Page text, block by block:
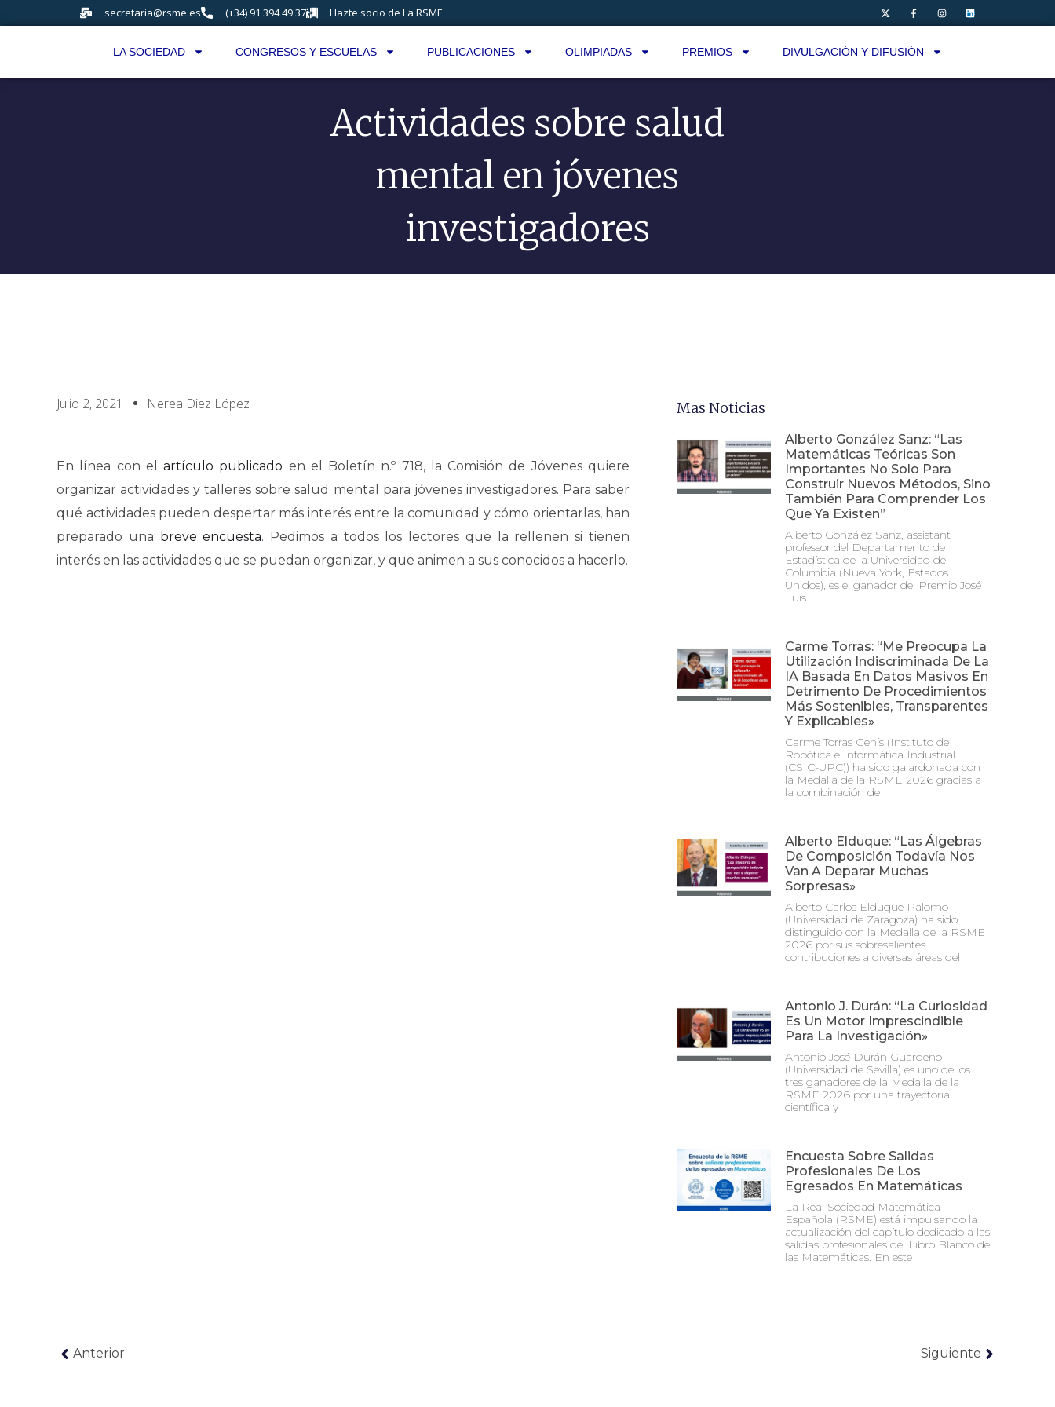
secretaria@rsme.es (+34) 91 394 49 37 Hazte socio de La RSME
LA SOCIEDAD CONGRESOS Y ESCUELAS PUBLICACIONES OLIMPIADAS PREMIOS DIVULGACIÓN Y DIFUSIÓN
Actividades sobre salud
mental en jóvenes
investigadores
Julio 2, 2021 Nerea Diez López
En línea con elartículo publicado en el Boletín n.º 718, la Comisión de Jóvenes quiere
organizar actividades y talleres sobre salud mental para jóvenes investigadores. Para saber
qué actividades pueden despertar más interés entre la comunidad y cómo orientarlas, han
preparado una breve encuesta. Pedimos a todos los lectores que la rellenen si tienen
interés en las actividades que se puedan organizar, y que animen a sus conocidos a hacerlo.
Mas Noticias
Alberto González Sanz: “Las
Matemáticas Teóricas Son
Importantes No Solo Para
Construir Nuevos Métodos, Sino
También Para Comprender Los
Que Ya Existen”
Alberto González Sanz, assistant
professor del Departamento de
Estadística de la Universidad de
Columbia (Nueva York, Estados
Unidos), es el ganador del Premio José
Luis
Carme Torras: “Me Preocupa La
Utilización Indiscriminada De La
IA Basada En Datos Masivos En
Detrimento De Procedimientos
Más Sostenibles, Transparentes
Y Explicables»
Carme Torras Genís (Instituto de
Robótica e Informática Industrial
(CSIC-UPC)) ha sido galardonada con
la Medalla de la RSME 2026 gracias a
la combinación de
Alberto Elduque: “Las Álgebras
De Composición Todavía Nos
Van A Deparar Muchas
Sorpresas»
Alberto Carlos Elduque Palomo
(Universidad de Zaragoza) ha sido
distinguido con la Medalla de la RSME
2026 por sus sobresalientes
contribuciones a diversas áreas del
Antonio J. Durán: “La Curiosidad
Es Un Motor Imprescindible
Para La Investigación»
Antonio José Durán Guardeño
(Universidad de Sevilla) es uno de los
tres ganadores de la Medalla de la
RSME 2026 por una trayectoria
científica y
Encuesta Sobre Salidas
Profesionales De Los
Egresados En Matemáticas
La Real Sociedad Matemática
Española (RSME) está impulsando la
actualización del capítulo dedicado a las
salidas profesionales del Libro Blanco de
las Matemáticas. En este
Anterior Siguiente